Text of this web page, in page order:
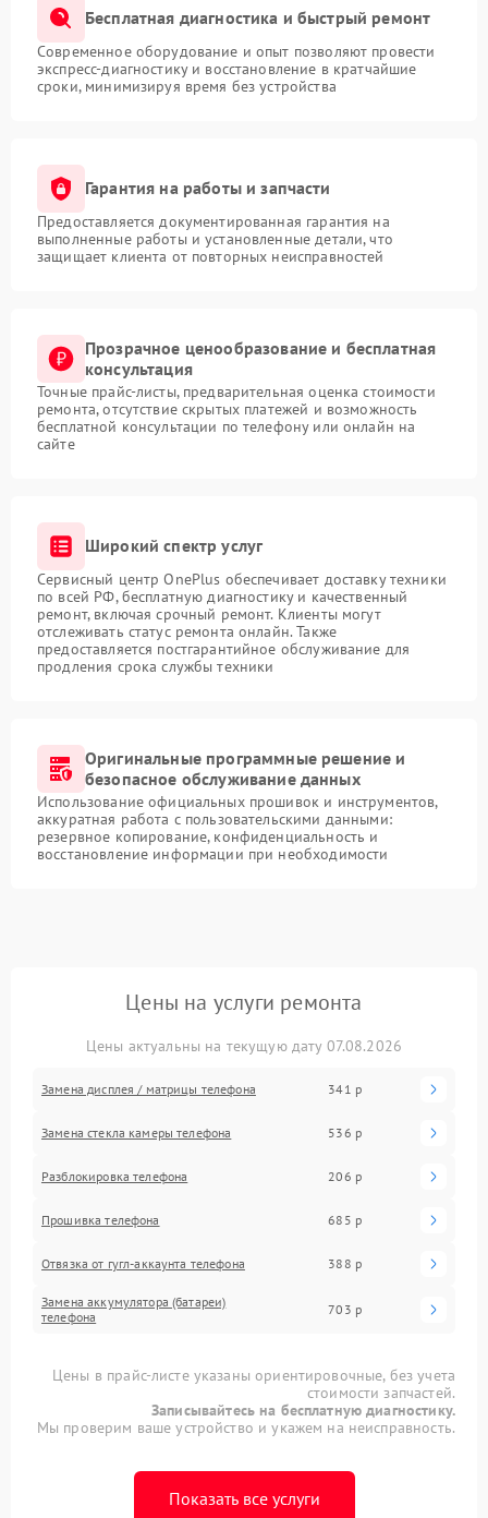
Бесплатная диагностика и быстрый ремонт
Современное оборудование и опыт позволяют провести
экспресс-диагностику и восстановление в кратчайшие
сроки, минимизируя время без устройства
Гарантия на работы и запчасти
Предоставляется документированная гарантия на
выполненные работы и установленные детали, что
защищает клиента от повторных неисправностей
Прозрачное ценообразование и бесплатная
консультация
Точные прайс-листы, предварительная оценка стоимости
ремонта, отсутствие скрытых платежей и возможность
бесплатной консультации по телефону или онлайн на
сайте
Широкий спектр услуг
Сервисный центр OnePlus обеспечивает доставку техники
по всей РФ, бесплатную диагностику и качественный
ремонт, включая срочный ремонт. Клиенты могут
отслеживать статус ремонта онлайн. Также
предоставляется постгарантийное обслуживание для
продления срока службы техники
Оригинальные программные решение и
безопасное обслуживание данных
Использование официальных прошивок и инструментов,
аккуратная работа с пользовательскими данными:
резервное копирование, конфиденциальность и
восстановление информации при необходимости
Цены на услуги ремонта
Цены актуальны на текущую дату 07.08.2026
Замена дисплея / матрицы телефона 341 р
Замена стекла камеры телефона 536 р
Разблокировка телефона 206 р
Прошивка телефона 685 р
Отвязка от гугл-аккаунта телефона 388 р
Замена аккумулятора (батареи)
телефона
703 р
Цены в прайс-листе указаны ориентировочные, без учета
стоимости запчастей.
Записывайтесь на бесплатную диагностику.
Мы проверим ваше устройство и укажем на неисправность.
Показать все услуги